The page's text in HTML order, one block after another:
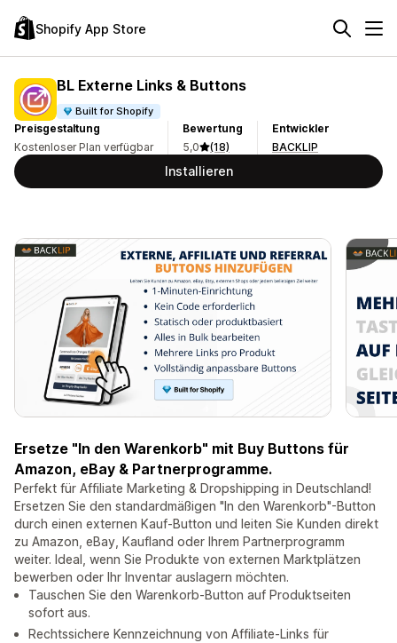
Shopify App Store
BL Externe Links & Buttons
Built for Shopify
Preisgestaltung
Kostenloser Plan verfügbar
Bewertung
5,0
(18)
Entwickler
BACKLIP
Installieren
Ersetze "In den Warenkorb" mit Buy Buttons für
Amazon, eBay & Partnerprogramme.
Perfekt für Affiliate Marketing & Dropshipping in Deutschland!
Ersetzen Sie den standardmäßigen "In den Warenkorb"-Button
durch einen externen Kauf-Button und leiten Sie Kunden direkt
zu Amazon, eBay, Kaufland oder Ihrem Partnerprogramm
weiter. Ideal, wenn Sie Produkte von externen Marktplätzen
bewerben oder Ihr Inventar auslagern möchten.
Tauschen Sie den Warenkorb-Button auf Produktseiten
sofort aus.
Rechtssichere Kennzeichnung von Affiliate-Links für